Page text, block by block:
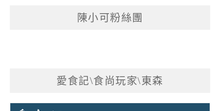
陳小可粉絲團
愛食記\食尚玩家\東森